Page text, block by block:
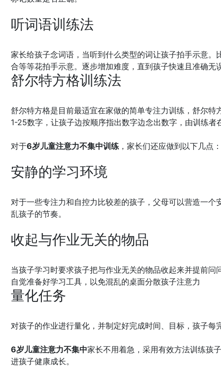
听词语训练法
家长给孩子念词语，当听到什么类型的词让孩子拍手示意
合等等花拍手示意。逐步增加难度，直到孩子快速且准确无
舒尔特方格训练法
舒尔特方格是目前最适宜在家做的简单专注力训练，舒尔
1-25数字，让孩子边按顺序指出数字边念出数字，由训练
对于6岁儿童注意力不集中训练 ，家长们还应做到以下几点
安静的学习环境
对于一些专注力和自控力比较差的孩子，父母可以营造一
乱孩子的节奏。
收起与作业无关的物品
当孩子学习时要求孩子把与作业无关的物品收起来并提前问
自觉准备好学习工具，以免混乱的桌面分散孩子注意力
量化任务
对孩子的作业进行量化，并制定好完成时间、目标，孩子
6岁儿童注意力不集中家长不用着急，采用有效方法训练孩
进孩子健康成长。